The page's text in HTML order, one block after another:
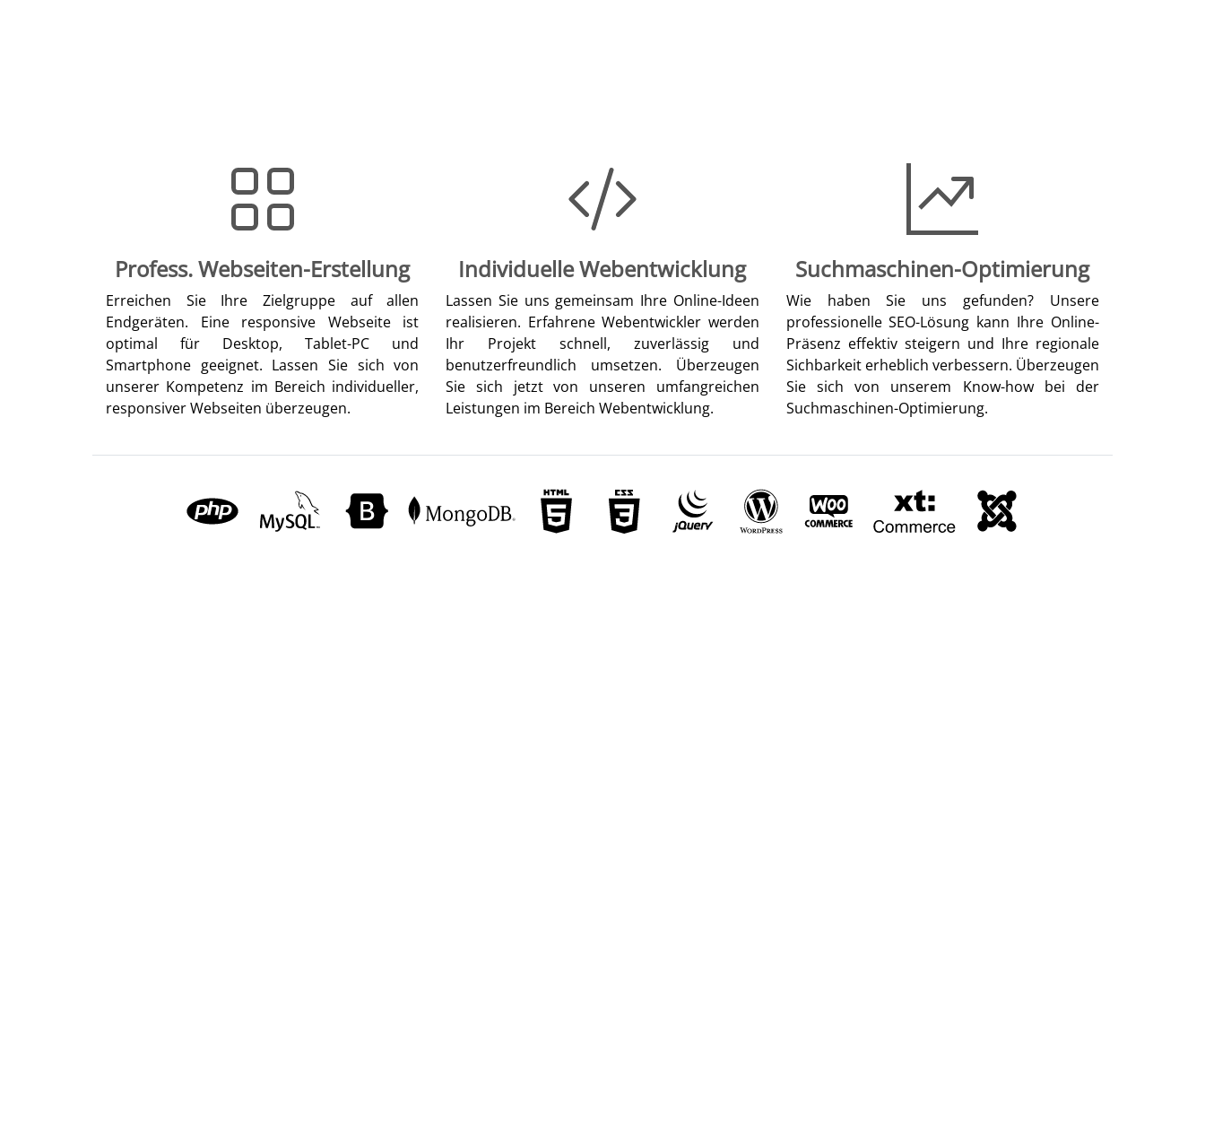
Profess. Webseiten-Erstellung
Erreichen Sie Ihre Zielgruppe auf allen
Endgeräten. Eine responsive Webseite ist
optimal für Desktop, Tablet-PC und
Smartphone geeignet. Lassen Sie sich von
unserer Kompetenz im Bereich individueller,
responsiver Webseiten überzeugen.
Individuelle Webentwicklung
Lassen Sie uns gemeinsam Ihre Online-Ideen
realisieren. Erfahrene Webentwickler werden
Ihr Projekt schnell, zuverlässig und
benutzerfreundlich umsetzen. Überzeugen
Sie sich jetzt von unseren umfangreichen
Leistungen im Bereich Webentwicklung.
Suchmaschinen-Optimierung
Wie haben Sie uns gefunden? Unsere
professionelle SEO-Lösung kann Ihre Online-
Präsenz effektiv steigern und Ihre regionale
Sichbarkeit erheblich verbessern. Überzeugen
Sie sich von unserem Know-how bei der
Suchmaschinen-Optimierung.